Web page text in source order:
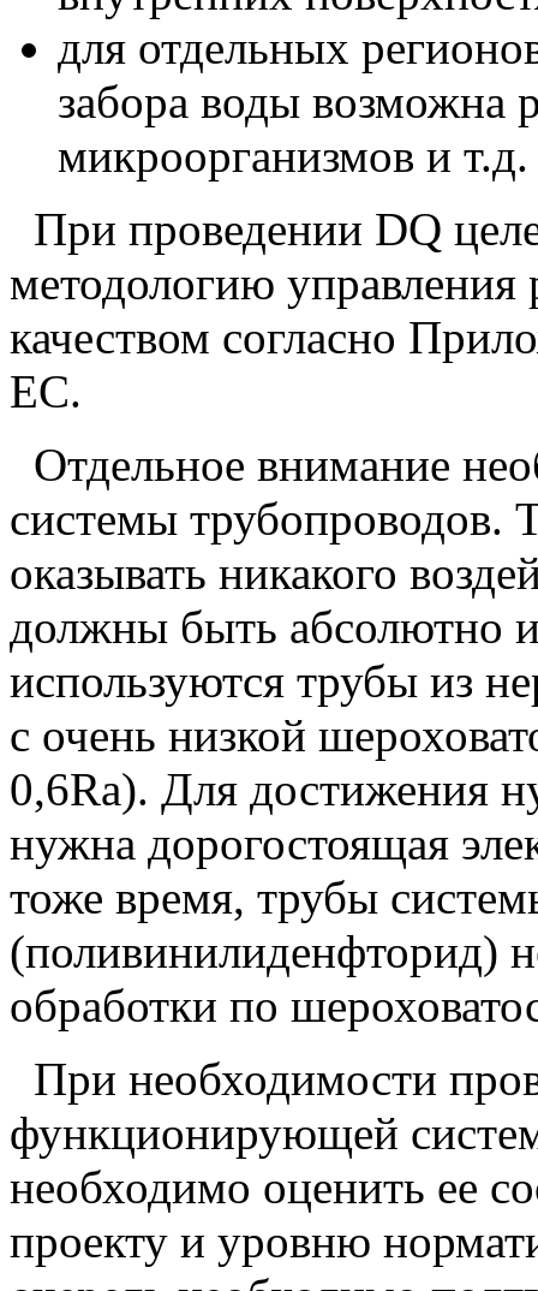
для отдельных
забора воды возможна
микроорганизмов и т.д.
При проведении DQ
методологию
качеством согласно
ЕС.
Отдельное внимание
системы
оказывать никакого
должны быть абсолютно
используются трубы из
с очень низкой
0,6Ra). Для достижения
нужна дорогостоящая
тоже время, трубы
(поливинилиденфторид)
обработки по
При необходимости
функционирующей
необходимо оценить ее
проекту и уровню